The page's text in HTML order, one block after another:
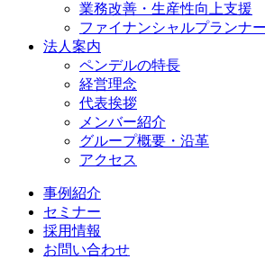
業務改善・生産性向上支援
ファイナンシャルプランナ
法人案内
ペンデルの特長
経営理念
代表挨拶
メンバー紹介
グループ概要・沿革
アクセス
事例紹介
セミナー
採用情報
お問い合わせ